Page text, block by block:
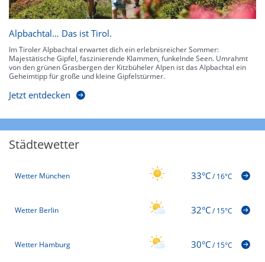
Alpbachtal… Das ist Tirol.
Im Tiroler Alpbachtal erwartet dich ein erlebnisreicher Sommer:
Majestätische Gipfel, faszinierende Klammen, funkelnde Seen. Umrahmt
von den grünen Grasbergen der Kitzbüheler Alpen ist das Alpbachtal ein
Geheimtipp für große und kleine Gipfelstürmer.
Jetzt entdecken
Städtewetter
Wetter München 33°C/16°C
Wetter Berlin 32°C/15°C
Wetter Hamburg 30°C/15°C